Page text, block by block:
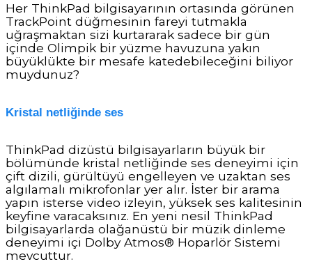
Her ThinkPad bilgisayarının ortasında görünen
TrackPoint düğmesinin fareyi tutmakla
uğraşmaktan sizi kurtararak sadece bir gün
içinde Olimpik bir yüzme havuzuna yakın
büyüklükte bir mesafe katedebileceğini biliyor
muydunuz?
Kristal netliğinde ses
ThinkPad dizüstü bilgisayarların büyük bir
bölümünde kristal netliğinde ses deneyimi için
çift dizili, gürültüyü engelleyen ve uzaktan ses
algılamalı mikrofonlar yer alır. İster bir arama
yapın isterse video izleyin, yüksek ses kalitesinin
keyfine varacaksınız. En yeni nesil ThinkPad
bilgisayarlarda olağanüstü bir müzik dinleme
deneyimi içi Dolby Atmos® Hoparlör Sistemi
mevcuttur.